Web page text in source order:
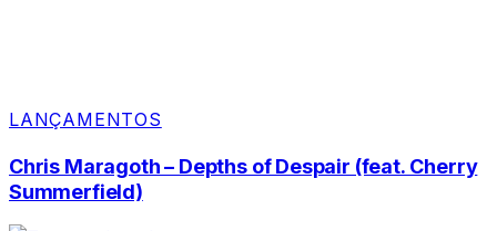
LANÇAMENTOS
Chris Maragoth – Depths of Despair (feat. Cherry
Summerfield)